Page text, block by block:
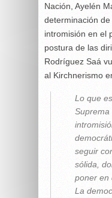
Nación, Ayelén
determinación
intromisión en el
postura de las
Rodríguez Saá
al Kirchnerismo
Lo que
Suprema
seguir
sólida,
poner en
La